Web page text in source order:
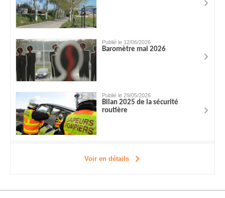
Publié le 12/06/2026
Baromètre mai 2026
Publié le 29/05/2026
Bilan 2025 de la sécurité
routière
Voir en détails